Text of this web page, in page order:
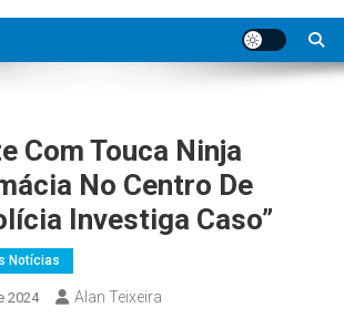
Com Touca Ninja
No Centro De
Investiga Caso”
Notícias
2024 Alan Teixeira